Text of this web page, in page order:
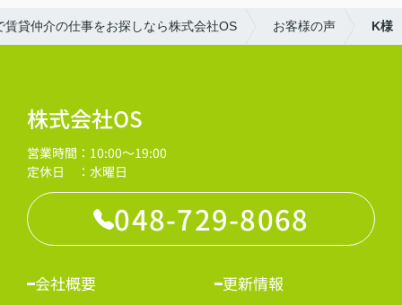
賃貸仲介の仕事をお探しなら株式会社OS お客様の声 K様
株式会社OS
営業時間：10:00～19:00
定休日 ：水曜日
048-729-8068
会社概要 更新情報